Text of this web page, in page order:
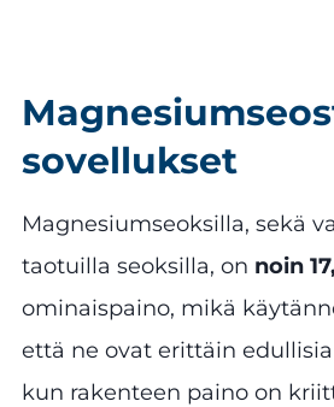
sovellukset
Magnesiumseoksilla, sekä
taotuilla seoksilla, on noin
ominaispaino, mikä
että ne ovat erittäin
kun rakenteen paino on